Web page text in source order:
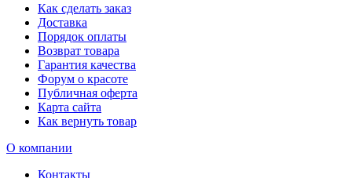
Как сделать заказ
Доставка
Порядок оплаты
Возврат товара
Гарантия качества
Форум о красоте
Публичная оферта
Карта сайта
Как вернуть товар
О компании
Контакты